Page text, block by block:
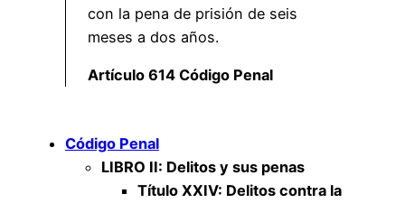
con la pena de prisión de seis
meses a dos años.
Artículo 614 Código Penal
Código Penal
LIBRO II: Delitos y sus penas
Título XXIV: Delitos contra la